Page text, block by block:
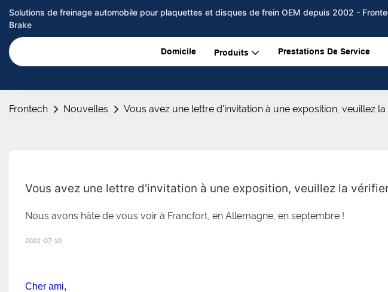
Solutions de freinage automobile pour plaquettes et disques de frein OEM depuis 2002 -
Brake
Domicile Produits Prestations De Service
Frontech Nouvelles Vous avez une lettre d'invitation à une exposition, veuillez
Vous avez une lettre d'invitation à une exposition, veuillez la
Nous avons hâte de vous voir à Francfort, en Allemagne, en septembre !
2024-07-10
Cher ami,